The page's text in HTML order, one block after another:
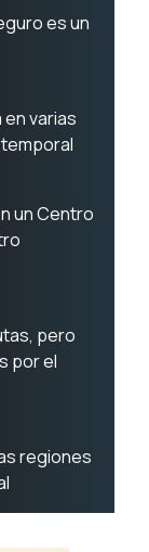
es un
varias
un Centro
pero
por el
regiones